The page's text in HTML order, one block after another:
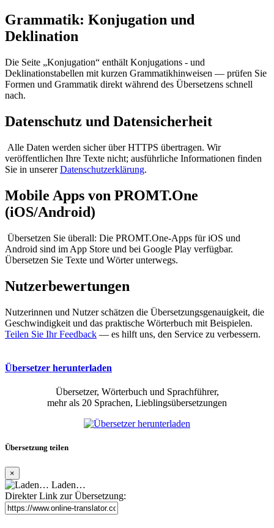
Grammatik: Konjugation und
Deklination
Die Seite „Konjugation“ enthält Konjugations - und
Deklinationstabellen mit kurzen Grammatikhinweisen — prüfen Sie
Formen und Grammatik direkt während des Übersetzens schnell
nach.
Datenschutz und Datensicherheit
Alle Daten werden sicher über HTTPS übertragen. Wir
veröffentlichen Ihre Texte nicht; ausführliche Informationen finden
Sie in unsererDatenschutzerklärung.
Mobile Apps von PROMT.One
(iOS/Android)
Übersetzen Sie überall: Die PROMT.One-Apps für iOS und
Android sind im App Store und bei Google Play verfügbar.
Übersetzen Sie Texte und Wörter unterwegs.
Nutzerbewertungen
Nutzerinnen und Nutzer schätzen die Übersetzungsgenauigkeit, die
Geschwindigkeit und das praktische Wörterbuch mit Beispielen.
Teilen Sie Ihr Feedback — es hilft uns, den Service zu verbessern.
Übersetzer herunterladen
Übersetzer, Wörterbuch und Sprachführer,
mehr als 20 Sprachen, Lieblingsübersetzungen
Übersetzung teilen
×
Laden…
Direkter Link zur Übersetzung: